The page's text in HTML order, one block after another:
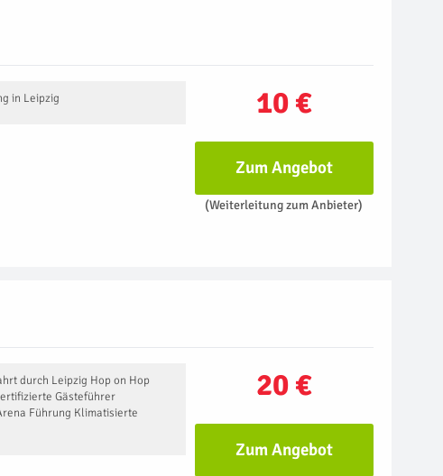
10 €
in Leipzig
Zum Angebot
(Weiterleitung zum Anbieter)
20 €
durch Leipzig Hop on Hop
Gästeführer
Führung Klimatisierte
Zum Angebot